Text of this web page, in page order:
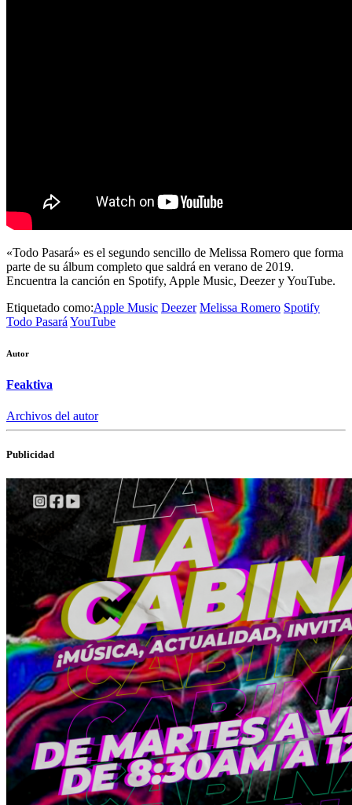
«Todo Pasará» es el segundo sencillo de Melissa Romero que forma
parte de su álbum completo que saldrá en verano de 2019.
Encuentra la canción en Spotify, Apple Music, Deezer y YouTube.
Etiquetado como:Apple Music Deezer Melissa Romero Spotify
Todo PasaráYouTube
Autor
Feaktiva
Archivos del autor
Publicidad